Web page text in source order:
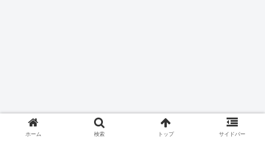
ホーム 検索 トップ サイドバー